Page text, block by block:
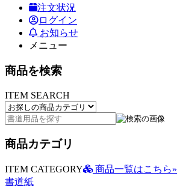
注文状況
ログイン
お知らせ
メニュー
商品を検索
ITEM SEARCH
商品カテゴリ
ITEM CATEGORY
商品一覧はこちら»
書道紙